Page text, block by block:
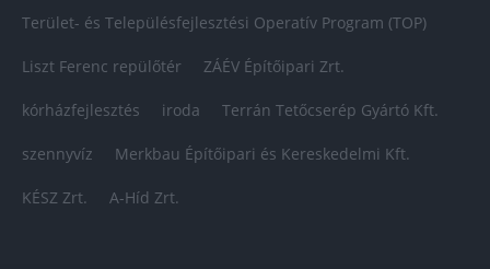
Terület- és Településfejlesztési Operatív Program (TOP)
Liszt Ferenc repülőtér ZÁÉV Építőipari Zrt.
kórházfejlesztés iroda Terrán Tetőcserép Gyártó Kft.
szennyvíz Merkbau Építőipari és Kereskedelmi Kft.
KÉSZ Zrt. A-Híd Zrt.